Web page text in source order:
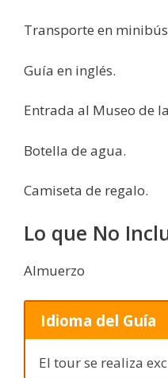
Transporte en
Guía en inglés.
Entrada al Museo de
Botella de agua.
Camiseta de regalo.
Lo que No
Almuerzo
Idioma del Guía
El tour se realiza